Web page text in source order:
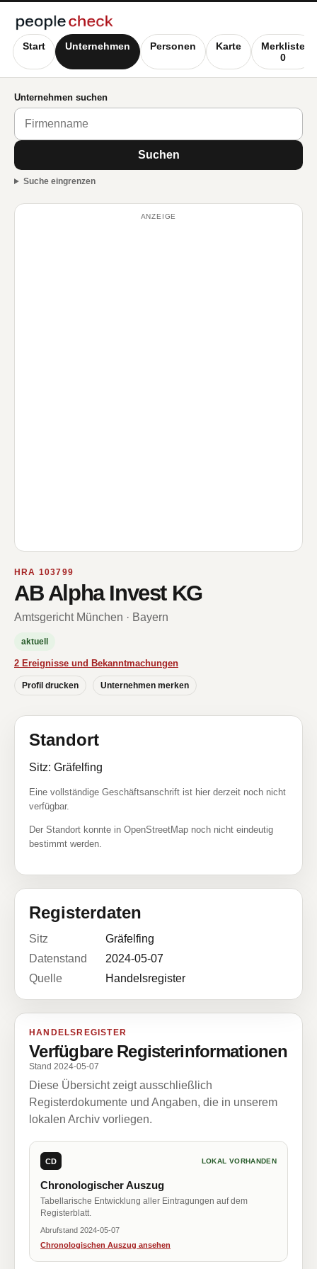
Start Unternehmen Personen Karte
Merkliste
0
Unternehmen suchen
Suchen
Suche eingrenzen
ANZEIGE
HRA 103799
AB Alpha Invest KG
Amtsgericht München · Bayern
aktuell
2 Ereignisse und Bekanntmachungen
Profil drucken Unternehmen merken
Standort
Sitz: Gräfelfing
Eine vollständige Geschäftsanschrift ist hier derzeit noch nicht
verfügbar.
Der Standort konnte in OpenStreetMap noch nicht eindeutig
bestimmt werden.
Registerdaten
Sitz
Gräfelfing
Datenstand
2024-05-07
Quelle
Handelsregister
HANDELSREGISTER
Verfügbare Registerinformationen
Stand 2024-05-07
Diese Übersicht zeigt ausschließlich
Registerdokumente und Angaben, die in unserem
lokalen Archiv vorliegen.
CD LOKAL VORHANDEN
Chronologischer Auszug
Tabellarische Entwicklung aller Eintragungen auf dem
Registerblatt.
Abrufstand 2024-05-07
Chronologischen Auszug ansehen